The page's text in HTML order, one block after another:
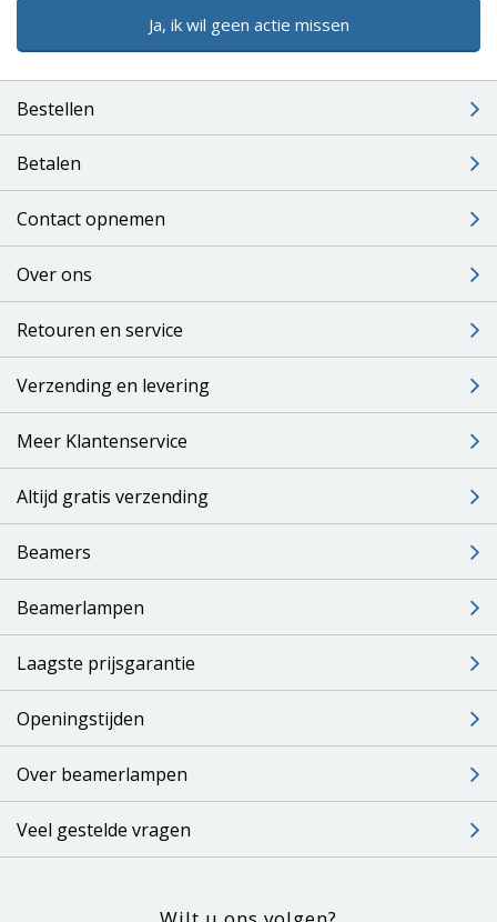
Ja, ik wil geen actie missen
Bestellen
Betalen
Contact opnemen
Over ons
Retouren en service
Verzending en levering
Meer Klantenservice
Altijd gratis verzending
Beamers
Beamerlampen
Laagste prijsgarantie
Openingstijden
Over beamerlampen
Veel gestelde vragen